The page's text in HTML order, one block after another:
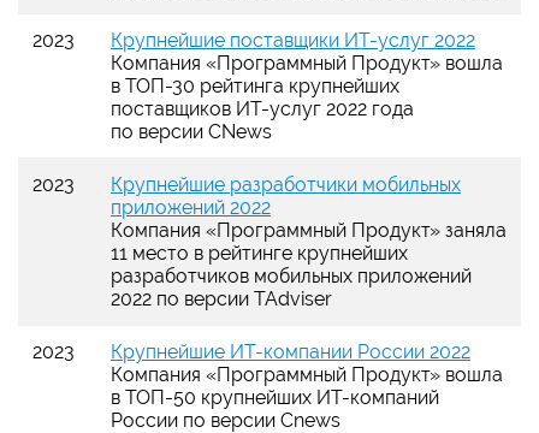
2023
Крупнейшие поставщики ИТ-услуг 2022
Компания «Программный Продукт» вошла
в ТОП-30 рейтинга крупнейших
поставщиков ИТ-услуг 2022 года
по версии CNews
2023
Крупнейшие разработчики мобильных
приложений 2022
Компания «Программный Продукт» заняла
11 место в рейтинге крупнейших
разработчиков мобильных приложений
2022 по версии TAdviser
2023
Крупнейшие ИТ-компании России 2022
Компания «Программный Продукт» вошла
в ТОП-50 крупнейших ИТ-компаний
России по версии Cnews